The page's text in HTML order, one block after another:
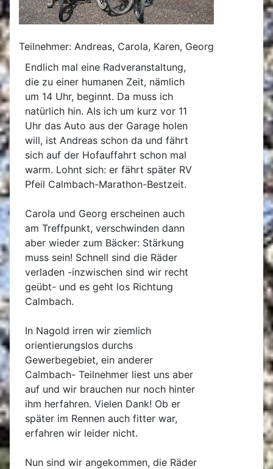
Teilnehmer: Andreas, Carola, Karen, Georg
Endlich mal eine Radveranstaltung,
die zu einer humanen Zeit, nämlich
um 14 Uhr, beginnt. Da muss ich
natürlich hin. Als ich um kurz vor 11
Uhr das Auto aus der Garage holen
will, ist Andreas schon da und fährt
sich auf der Hofauffahrt schon mal
warm. Lohnt sich: er fährt später RV
Pfeil Calmbach-Marathon-Bestzeit.
Carola und Georg erscheinen auch
am Treffpunkt, verschwinden dann
aber wieder zum Bäcker: Stärkung
muss sein! Schnell sind die Räder
verladen -inzwischen sind wir recht
geübt- und es geht los Richtung
Calmbach.
In Nagold irren wir ziemlich
orientierungslos durchs
Gewerbegebiet, ein anderer
Calmbach- Teilnehmer liest uns aber
auf und wir brauchen nur noch hinter
ihm herfahren. Vielen Dank! Ob er
später im Rennen auch fitter war,
erfahren wir leider nicht.
Nun sind wir angekommen, die Räder